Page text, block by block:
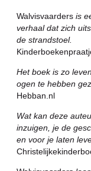
Walvisvaarders is
verhaal dat zich
de strandstoel.
Het boek is zo
ogen te hebben
Hebban.nl
Wat kan deze
inzuigen, je de
en voor je laten